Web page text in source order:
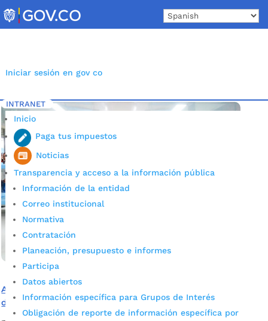
to
content
Iniciar sesión en gov co
INTRANET
Inicio
Paga tus impuestos
Noticias
Transparencia y acceso a la información pública
Información de la entidad
Correo institucional
Normativa
Contratación
Planeación, presupuesto e informes
Participa
Datos abiertos
Información específica para Grupos de Interés
Obligación de reporte de información específica por
Inicio 5 Etiqueta: Batallón Caldas
Alcaldía entregó alojamientos dignos para el bienestar
de 250 soldados del Batallón Caldas